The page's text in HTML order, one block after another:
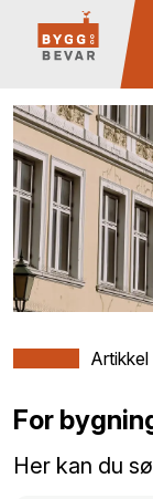
Artikkel
For
Her kan du